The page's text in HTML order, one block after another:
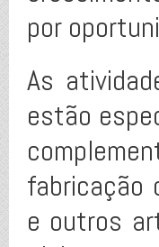
por
As
estão
fabricação
e outros